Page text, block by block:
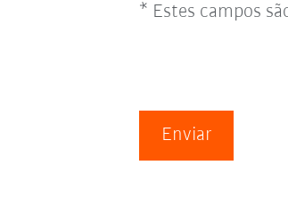
* Estes campos
Enviar